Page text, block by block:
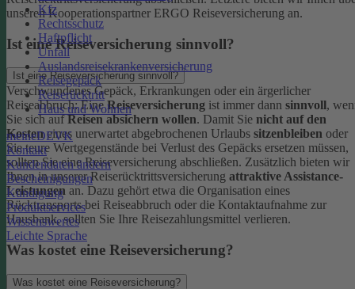
Kfz
Rechtsschutz
Haftpflicht
Unfall
Auslandsreisekrankenversicherung
Reisegepäck
Reiserücktritt
Haus und Wohnen
meineDEVK
Kontakt
Kundendaten ändern
Bescheinigungen
Kündigung
Produktservices
Wissenswertes
Leichte Sprache
unseren Kooperationspartner ERGO Reiseversicherung an.
Ist eine Reiseversicherung sinnvoll?
Ist eine Reiseversicherung sinnvoll?
Verschwundenes Gepäck, Erkrankungen oder ein ärgerlicher
Reiseabbruch: EineReiseversicherung ist immer dann sinnvoll,
Sie sich aufReisen absichern wollen. Damit Sie nicht auf den
Kosteneines unerwartet abgebrochenen Urlaubs sitzenbleiben oder
Sie teure Wertgegenstände bei Verlust des Gepäcks ersetzen müssen,
sollten Sie eine Reiseversicherung abschließen. Zusätzlich bieten wir
Ihnen in unserer Reiserücktrittsversicherung attraktive Assistance-
Leistungen an. Dazu gehört etwa die Organisation eines
Rücktransports bei Reiseabbruch oder die Kontaktaufnahme zur
Hausbank, sollten Sie Ihre Reisezahlungsmittel verlieren.
Was kostet eine Reiseversicherung?
Was kostet eine Reiseversicherung?